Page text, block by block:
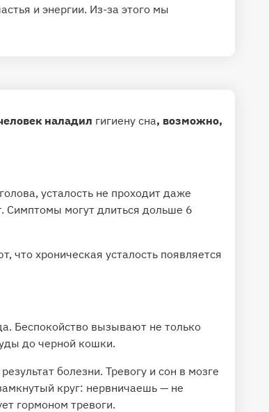
и энергии. Из-за этого мы
наладил гигиену сна, возможно,
усталость не проходит даже
Симптомы могут длиться дольше 6
, что хроническая усталость появляется
Беспокойство вызывают не только
до черной кошки.
болезни. Тревогу и сон в мозге
круг: нервничаешь — не
гормоном тревоги.